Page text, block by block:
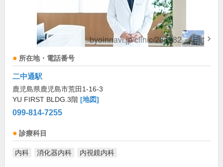
所在地・電話番号
二中通駅
鹿児島県鹿児島市荒田1-16-3
YU FIRST BLDG.3階 [地図]
099-814-7255
診療科目
内科 消化器内科 内視鏡内科